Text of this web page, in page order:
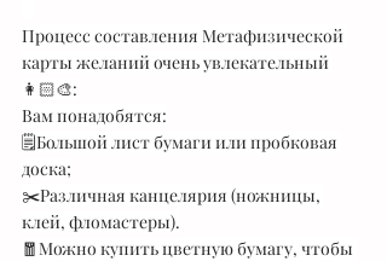
Процесс составления Метафизической
карты желаний очень увлекательный
👩🏻‍🎨:
Вам понадобятся:
🗒Большой лист бумаги или пробковая
доска;
✂️Различная канцелярия (ножницы,
клей, фломастеры).
🧧Можно купить цветную бумагу, чтобы